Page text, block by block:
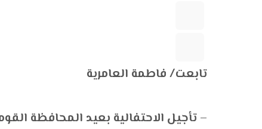
تابعت/ فاطمة العامرية